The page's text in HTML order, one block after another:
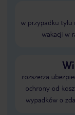
w przypadku tylu
wakacji w
rozszerza
ochrony od
wypadków o